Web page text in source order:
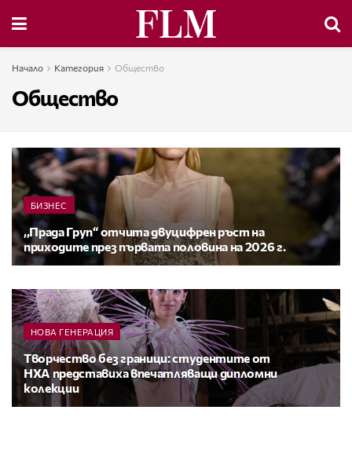
Начало Категория Общество
Общество
БИЗНЕС
,,Прада Груп“ отчита двуцифрен ръст на
приходите през първата половина на 2026 г.
НОВА ГЕНЕРАЦИЯ
Творчество без граници: студентите от
НХА представиха впечатляващи дипломни
колекции